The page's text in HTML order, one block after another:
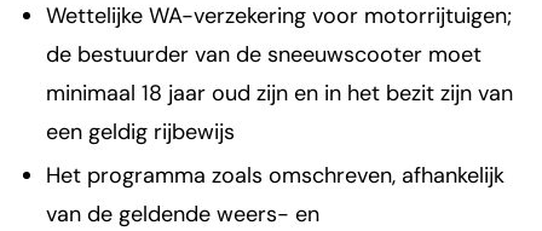
Wettelijke WA-verzekering voor motorrijtuigen;
de bestuurder van de sneeuwscooter moet
minimaal 18 jaar oud zijn en in het bezit zijn van
een geldig rijbewijs
Het programma zoals omschreven, afhankelijk
van de geldende weers- en